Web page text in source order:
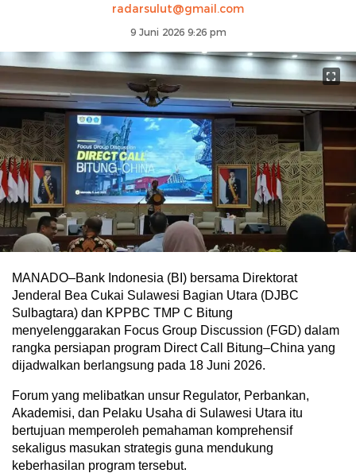
radarsulut@gmail.com
9 Juni 2026 9:26 pm
MANADO–Bank Indonesia (BI) bersama Direktorat
Jenderal Bea Cukai Sulawesi Bagian Utara (DJBC
Sulbagtara) dan KPPBC TMP C Bitung
menyelenggarakan Focus Group Discussion (FGD) dalam
rangka persiapan program Direct Call Bitung–China yang
dijadwalkan berlangsung pada 18 Juni 2026.
Forum yang melibatkan unsur Regulator, Perbankan,
Akademisi, dan Pelaku Usaha di Sulawesi Utara itu
bertujuan memperoleh pemahaman komprehensif
sekaligus masukan strategis guna mendukung
keberhasilan program tersebut.